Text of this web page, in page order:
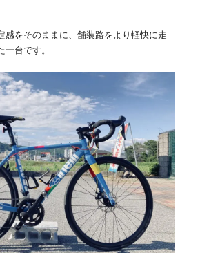
感をそのままに、舗装路をより軽快に走
台です。